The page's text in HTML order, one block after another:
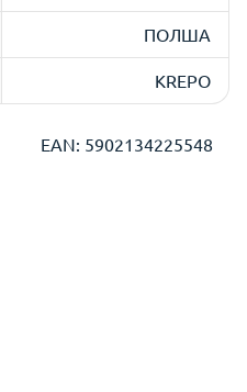
ПОЛША
KREPO
EAN: 5902134225548